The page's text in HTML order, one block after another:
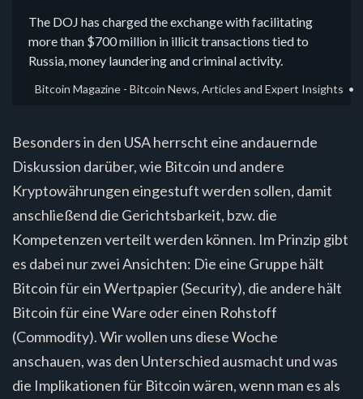
The DOJ has charged the exchange with facilitating
more than $700 million in illicit transactions tied to
Russia, money laundering and criminal activity.
Bitcoin Magazine - Bitcoin News, Articles and Expert Insights
Besonders in den USA herrscht eine andauernde
Diskussion darüber, wie Bitcoin und andere
Kryptowährungen eingestuft werden sollen, damit
anschließend die Gerichtsbarkeit, bzw. die
Kompetenzen verteilt werden können. Im Prinzip gibt
es dabei nur zwei Ansichten: Die eine Gruppe hält
Bitcoin für ein Wertpapier (Security), die andere hält
Bitcoin für eine Ware oder einen Rohstoff
(Commodity). Wir wollen uns diese Woche
anschauen, was den Unterschied ausmacht und was
die Implikationen für Bitcoin wären, wenn man es als